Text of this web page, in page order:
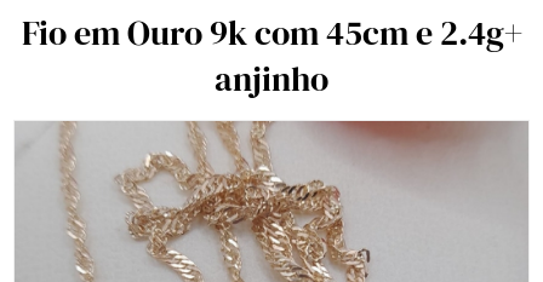
Fio em Ouro 9k com 45cm e 2.4g+
anjinho